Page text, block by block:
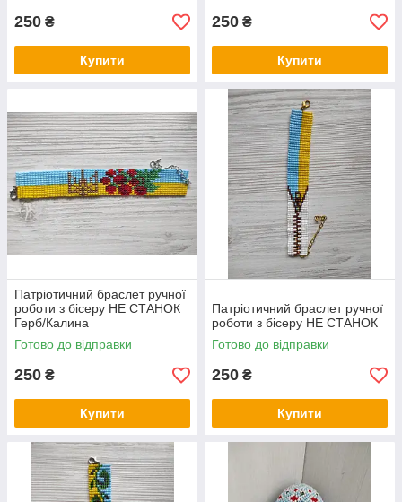
250 ₴
Купити
250 ₴
Купити
Патріотичний браслет ручної
роботи з бісеру НЕ СТАНОК
Герб/Калина
Готово до відправки
250 ₴
Купити
Патріотичний браслет ручної
роботи з бісеру НЕ СТАНОК
Готово до відправки
250 ₴
Купити